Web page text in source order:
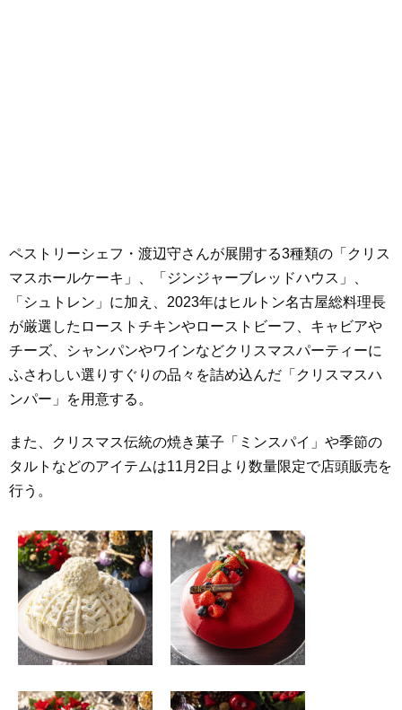
ペストリーシェフ・渡辺守さんが展開する3種類の「クリス
マスホールケーキ」、「ジンジャーブレッドハウス」、
「シュトレン」に加え、2023年はヒルトン名古屋総料理長
が厳選したローストチキンやローストビーフ、キャビアや
チーズ、シャンパンやワインなどクリスマスパーティーに
ふさわしい選りすぐりの品々を詰め込んだ「クリスマスハ
ンパー」を用意する。
また、クリスマス伝統の焼き菓子「ミンスパイ」や季節の
タルトなどのアイテムは11月2日より数量限定で店頭販売を
行う。